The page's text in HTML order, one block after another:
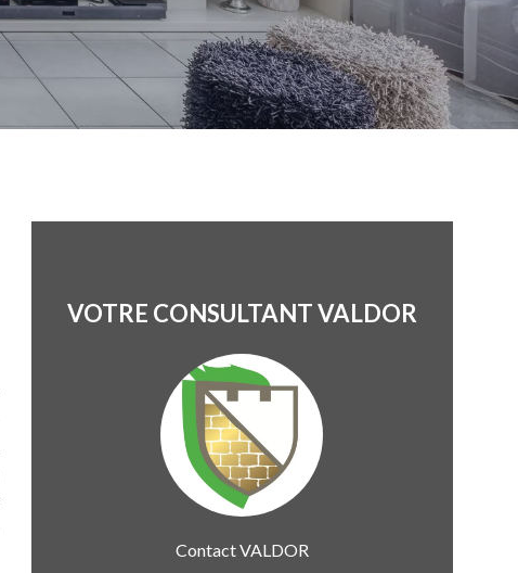
VOTRE CONSULTANT VALDOR
ContactVALDOR